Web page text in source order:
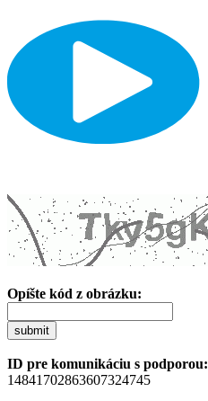
Opíšte kód z obrázku:
submit
ID pre komunikáciu s podporou:
14841702863607324745